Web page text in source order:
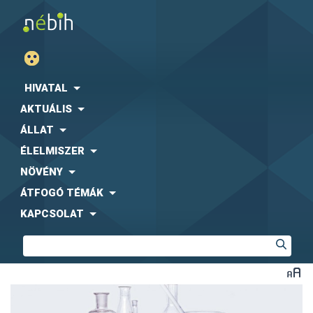
HIVATAL
AKTUÁLIS
ÁLLAT
ÉLELMISZER
NÖVÉNY
ÁTFOGÓ TÉMÁK
KAPCSOLAT